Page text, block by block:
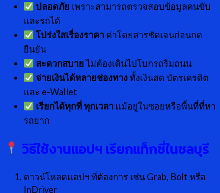
ปลอดภัย เพราะสามารถตรวจสอบข้อมูลคนขับ
และรถได้
โปร่งใสเรื่องราคาค่าโดยสารชัดเจนก่อนกด
ยืนยัน
สะดวกสบายไม่ต้องเดินไปโบกรถริมถนน
จ่ายเงินได้หลายช่องทางทั้งเงินสด บัตรเครดิต
และ e-Wallet
เรียกได้ทุกที่ ทุกเวลาแม้อยู่ในซอยหรือพื้นที่ที่หา
รถยาก
วิธีใช้งานแอปฯ เรียกแท็กซี่ในชลบุรี
ดาวน์โหลดแอปฯ ที่ต้องการ เช่น Grab, Bolt หรือ
InDriver